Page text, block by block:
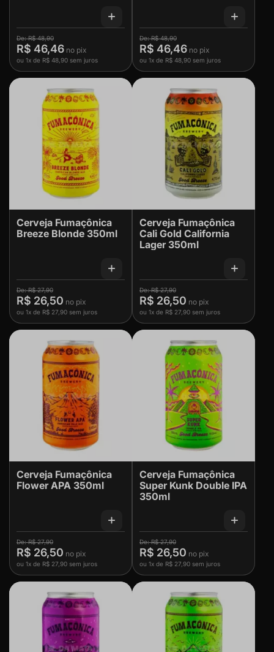
R$ 48,90
R$ 46,46
ou 1x de R$ 48,90 sem juros
R$ 48,90
R$ 46,46
ou 1x de R$ 48,90 sem juros
Cerveja Fumaçônica
Breeze Blonde 350ml
R$ 27,90
R$ 26,50
ou 1x de R$ 27,90 sem juros
Cerveja Fumaçônica
Cali Gold California
Lager 350ml
R$ 27,90
R$ 26,50
ou 1x de R$ 27,90 sem juros
Cerveja Fumaçônica
Flower APA 350ml
R$ 27,90
R$ 26,50
ou 1x de R$ 27,90 sem juros
Cerveja Fumaçônica
Super Kunk Double IPA
350ml
R$ 27,90
R$ 26,50
ou 1x de R$ 27,90 sem juros